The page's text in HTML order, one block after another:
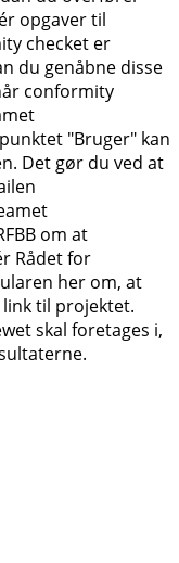
opgaver til
checket er
du genåbne disse
conformity
"Bruger" kan
Det gør du ved at
om at
Rådet for
her om, at
til projektet.
skal foretages i,